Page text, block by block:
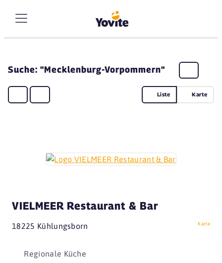
Suche: "Mecklenburg-Vorpommern"
Liste Karte
VIELMEER Restaurant & Bar
18225 Kühlungsborn Karte
Regionale Küche